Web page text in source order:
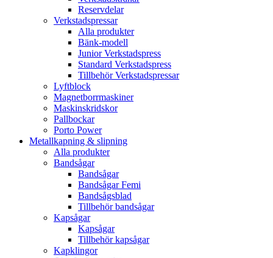
Reservdelar
Verkstadspressar
Alla produkter
Bänk-modell
Junior Verkstadspress
Standard Verkstadspress
Tillbehör Verkstadspressar
Lyftblock
Magnetborrmaskiner
Maskinskridskor
Pallbockar
Porto Power
Metallkapning & slipning
Alla produkter
Bandsågar
Bandsågar
Bandsågar Femi
Bandsågsblad
Tillbehör bandsågar
Kapsågar
Kapsågar
Tillbehör kapsågar
Kapklingor